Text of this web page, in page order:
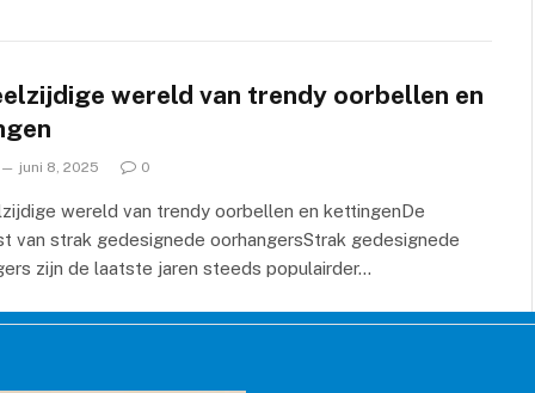
wereld van trendy oorbellen en
juni 8, 2025 0
wereld van trendy oorbellen en kettingenDe
van strak gedesignede oorhangersStrak gedesignede
zijn de laatste jaren steeds populairder…